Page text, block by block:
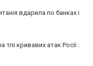
вдарила по банках і
тлі кривавих атак Росії :